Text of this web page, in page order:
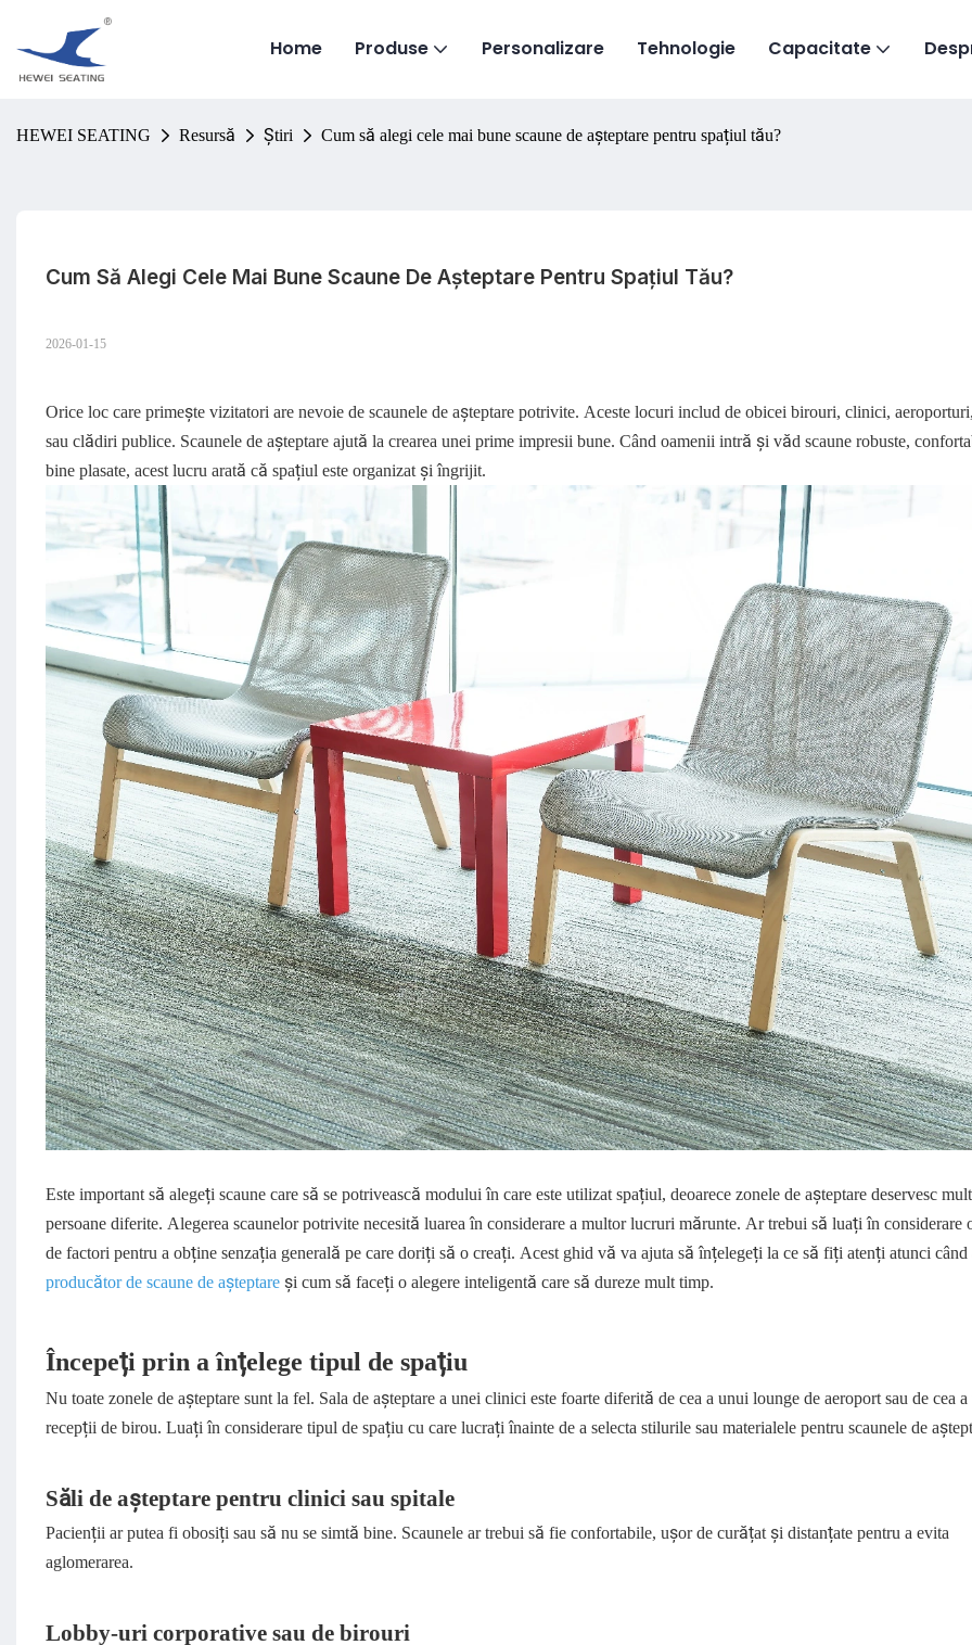
Home Produse Personalizare Tehnologie Capacitate
HEWEI SEATING Resursă Ştiri Cum să alegi cele mai bune scaune de așteptare pentru spațiul tău?
Cum Să Alegi Cele Mai Bune Scaune De Așteptare Pentru Spațiul Tău?
2026-01-15
Orice loc care primește vizitatori are nevoie de scaunele de așteptare potrivite. Aceste locuri includ de obicei birouri, clinici,
sau clădiri publice. Scaunele de așteptare ajută la crearea unei prime impresii bune. Când oamenii intră și văd scaune robuste,
bine plasate, acest lucru arată că spațiul este organizat și îngrijit.
Este important să alegeți scaune care să se potrivească modului în care este utilizat spațiul, deoarece zonele de așteptare deservesc
persoane diferite. Alegerea scaunelor potrivite necesită luarea în considerare a multor lucruri mărunte. Ar trebui să luați în considerare
de factori pentru a obține senzația generală pe care doriți să o creați. Acest ghid vă va ajuta să înțelegeți la ce să fiți atenți atunci când
producător de scaune de așteptareși cum să faceți o alegere inteligentă care să dureze mult timp.
Începeți prin a înțelege tipul de spațiu
Nu toate zonele de așteptare sunt la fel. Sala de așteptare a unei clinici este foarte diferită de cea a unui lounge de aeroport sau de cea a
recepții de birou. Luați în considerare tipul de spațiu cu care lucrați înainte de a selecta stilurile sau materialele pentru scaunele de
Săli de așteptare pentru clinici sau spitale
Pacienții ar putea fi obosiți sau să nu se simtă bine. Scaunele ar trebui să fie confortabile, ușor de curățat și distanțate pentru a evita
aglomerarea.
Lobby-uri corporative sau de birouri